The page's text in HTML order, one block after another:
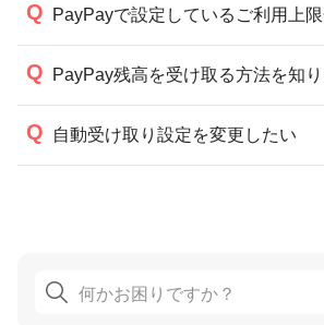
PayPayで設定しているご利用上
PayPay残高を受け取る方法を知
自動受け取り設定を変更したい